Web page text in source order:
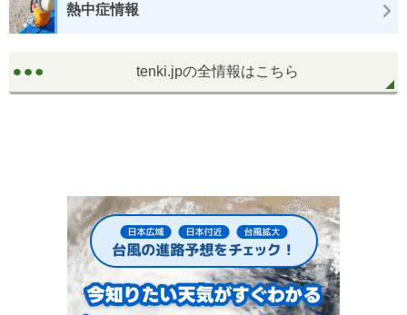
熱中症情報
tenki.jpの全情報はこちら